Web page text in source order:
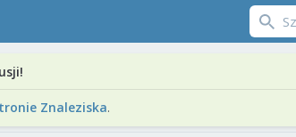
Znaleziska.